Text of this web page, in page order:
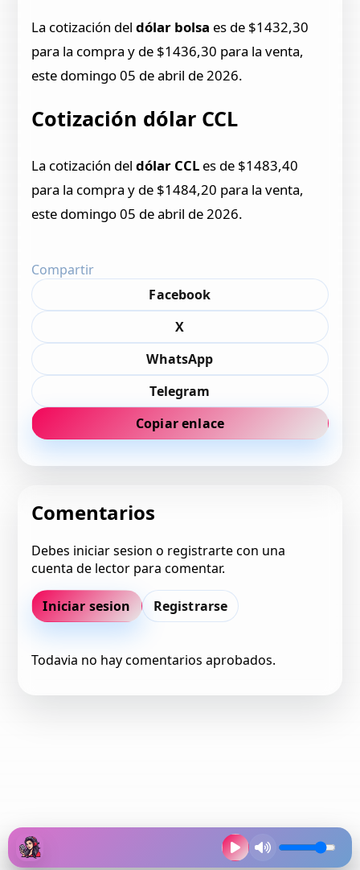
La cotización deldólar bolsa es de $1432,30
para la compra y de $1436,30 para la venta,
este domingo 05 de abril de 2026.
Cotización dólar CCL
La cotización deldólar CCL es de $1483,40
para la compra y de $1484,20 para la venta,
este domingo 05 de abril de 2026.
Compartir
Facebook
X
WhatsApp
Telegram
Copiar enlace
Comentarios
Debes iniciar sesion o registrarte con una
cuenta de lector para comentar.
Iniciar sesion Registrarse
Todavia no hay comentarios aprobados.